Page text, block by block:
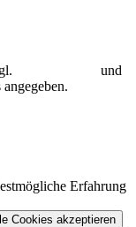
und
Erfahrung
Cookies akzeptieren